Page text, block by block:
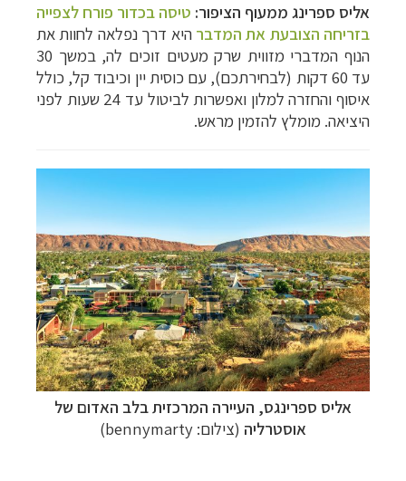
אליס ספרינג ממעוף הציפור: טיסה בכדור פורח לצפייה
בזריחה הצובעת את המדבר היא דרך נפלאה לחוות את
הנוף המדברי מזווית שרק מעטים זוכים לה, במשך 30
עד 60 דקות (לבחירתכם), עם כוסית יין וכיבוד קל, כולל
איסוף והחזרה למלון ואפשרות לביטול עד 24 שעות לפני
היציאה. מומלץ להזמין מראש.
אליס ספרינגס, העיירה המרכזית בלב האדום של
אוסטרליה (צילום: bennymarty)